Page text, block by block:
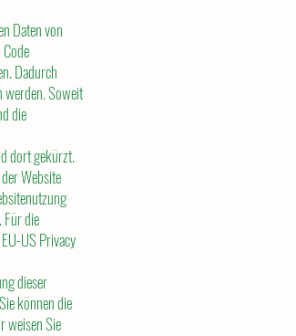
Daten von
Dadurch
werden. Soweit
die
dort gekürzt.
Website
die
US Privacy
dieser
können die
weisen Sie